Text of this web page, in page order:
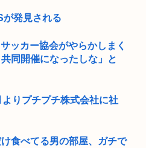
が発見される
ッカー協会がやらかしまく
同開催になったしな」と
りプチプチ株式会社に社
食べてる男の部屋、ガチで